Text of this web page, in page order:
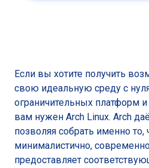
Если вы хотите получить
свою идеальную среду с
ограничительных платформ
вам нужен Arch Linux. Arch
позволяя собрать именно то,
минималистично,
предоставляет